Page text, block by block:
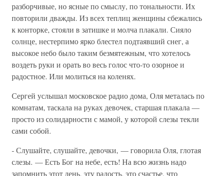
разборчивые, но ясные по смыслу, по тональности. Их
повторили дважды. Из всех теплиц женщины сбежались
к конторке, стояли в затишке и молча плакали. Сияло
солнце, нестерпимо ярко блестел подтаявший снег, а
высокое небо было таким безмятежным, что хотелось
воздеть руки и орать во весь голос что-то озорное и
радостное. Или молиться на коленях.
Сергей услышал московское радио дома, Оля металась по
комнатам, таскала на руках девочек, старшая плакала —
просто из солидарности с мамой, у которой слезы текли
сами собой.
- Слушайте, слушайте, девочки, — говорила Оля, глотая
слезы. — Есть Бог на небе, есть! На всю жизнь надо
запомнить этот день, эту радость, это счастье, что